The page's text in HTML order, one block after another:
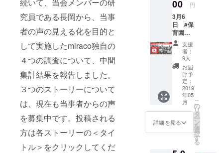
究員である長岡から、当事
者の声の見える化を目的と
して実施したmiraco独自の
４つの調査について、中間
集計結果を報告しました。
３つのストーリーについて
は、現在も当事者からの声
を募集中です。投稿される
方は各ストーリーの＜タイ
トル＞をクリックしてくだ
douce.
が、
「おお
かみ学
級」の
名で実
際に産
婦人科
にて
行って
いる両
親学級
を、
miraco
ペーン
のため
に開講
だきま
す。
(A)、
(B)の2
コマと
も受講
される
方は、
同日の
5,000円
のリ
ターン
へお申
い。
NPO法
を受講
とがで
きま
す。
キャン
ペーン
終了
後、ど
ちらの1
コマを
選ばれ
るか、
miraco
より
メール
ンター
リス＞
対象：
出産
前・直
後のパ
パまた
はご夫
婦（3人
または3
組限
定） 本
リター
ンで
は、こ
（主に
パネル
ディス
カッ
ション
部分）
を見る
事が出
来る権
利で
す。 5
月中に
メール
にて視
聴方法
00 円
3月6
日 #保
育園に
入りた
い 動
画視聴
権 イベ
ントに
来れな
い方で
あって
も、後
日、
YouTub
eの限定
支援
者：
9人
お届
け予
定：
2019
年05
月
詳細を見る
こ
の
リ
タ
ー
ン
を
選
択
す
る